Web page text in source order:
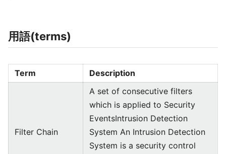
用語(terms)
Term Description
Filter Chain
A set of consecutive filters
which is applied to Security
EventsIntrusion Detection
System An Intrusion Detection
System is a security control